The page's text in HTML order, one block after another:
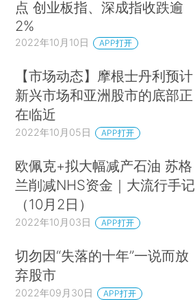
点 创业板指、深成指收跌逾
2%
2022年10月10日 APP打开
【市场动态】摩根士丹利预计
新兴市场和亚洲股市的底部正
在临近
2022年10月05日 APP打开
欧佩克+拟大幅减产石油 苏格
兰削减NHS资金｜大流行手记
（10月2日）
2022年10月03日 APP打开
切勿因“失落的十年”一说而放
弃股市
2022年09月30日 APP打开